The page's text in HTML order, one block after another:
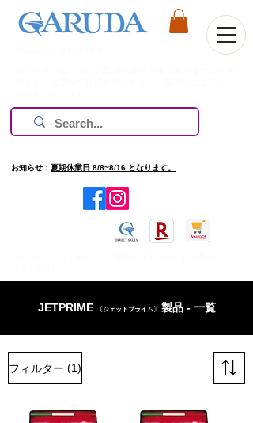
お知らせ： 夏期休業日 8/8~8/16 となります。
JETPRIME 〔ジェットプライム〕 製品 - 一覧
フィルター (1)